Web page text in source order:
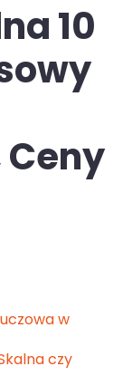
10
w
czy